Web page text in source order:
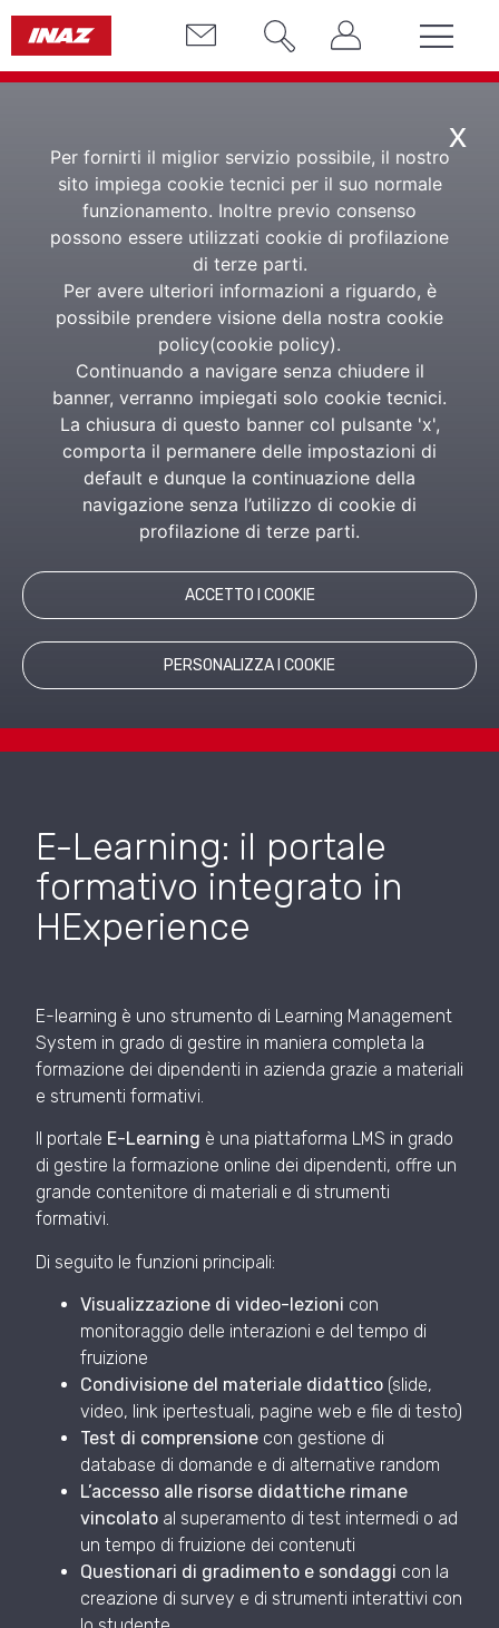
x
Per fornirti il miglior servizio possibile, il nostro
sito impiega cookie tecnici per il suo normale
funzionamento. Inoltre previo consenso
possono essere utilizzati cookie di profilazione
di terze parti.
Per avere ulteriori informazioni a riguardo, è
possibile prendere visione della nostra cookie
policy(cookie policy).
Continuando a navigare senza chiudere il
banner, verranno impiegati solo cookie tecnici.
La chiusura di questo banner col pulsante 'x',
comporta il permanere delle impostazioni di
default e dunque la continuazione della
navigazione senza l’utilizzo di cookie di
profilazione di terze parti.
ACCETTO I COOKIE
PERSONALIZZA I COOKIE
E-Learning
Software di Learning
Management System
La piattaforma E-Learning LMS per la formazione
completa in azienda
RICHIEDI INFORMAZIONI
PRODOTTI CORRELATI
E-Learning: il portale
formativo integrato in
HExperience
E-learning è uno strumento di Learning Management
System in grado di gestire in maniera completa la
formazione dei dipendenti in azienda grazie a materiali
e strumenti formativi.
Il portale E-Learning è una piattaforma LMS in grado
di gestire la formazione online dei dipendenti, offre un
grande contenitore di materiali e di strumenti
formativi.
Di seguito le funzioni principali:
Visualizzazione di video-lezioni con
monitoraggio delle interazioni e del tempo di
fruizione
Condivisione del materiale didattico (slide,
video, link ipertestuali, pagine web e file di testo)
Test di comprensione con gestione di
database di domande e di alternative random
L’accesso alle risorse didattiche rimane
vincolato al superamento di test intermedi o ad
un tempo di fruizione dei contenuti
Questionari di gradimento e sondaggi con la
creazione di survey e di strumenti interattivi con